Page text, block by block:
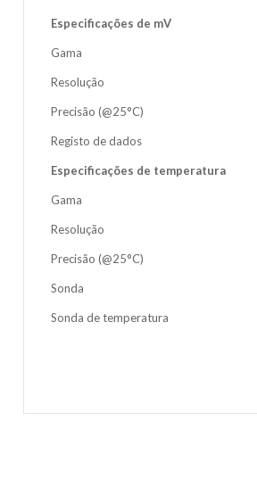
Especificações de mV
Gama
Resolução
Precisão (@25°C)
Registo de dados
Especificações de temperatura
Gama
Resolução
Precisão (@25°C)
Sonda
Sonda de temperatura